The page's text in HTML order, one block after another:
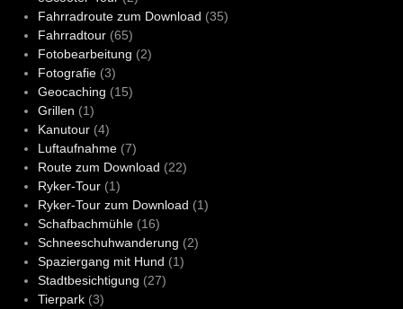
Fahrradroute zum Download (35)
Fahrradtour(65)
Fotobearbeitung (2)
Fotografie(3)
Geocaching (15)
Grillen (1)
Kanutour(4)
Luftaufnahme(7)
Route zum Download (22)
Ryker-Tour(1)
Ryker-Tour zum Download (1)
Schafbachmühle(16)
Schneeschuhwanderung (2)
Spaziergang mit Hund (1)
Stadtbesichtigung (27)
Tierpark(3)